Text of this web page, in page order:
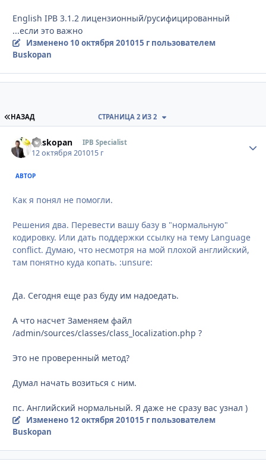
English IPB 3.1.2 лицензионный/русифицированный
...если это важно
Изменено 10 октября 201015 гпользователем
Buskopan
ПЕРВАЯ СТРАНИЦА
НАЗАД СТРАНИЦА 2 ИЗ 2
Buskopan IPB Specialist
12 октября 201015 г
АВТОР
Как я понял не помогли.
Решения два. Перевести вашу базу в "нормальную"
кодировку. Или дать поддержки ссылку на тему Language
conflict. Думаю, что несмотря на мой плохой английский,
там понятно куда копать. :unsure:
Да. Сегодня еще раз буду им надоедать.
А что насчет Заменяем файл
/admin/sources/classes/class_localization.php ?
Это не проверенный метод?
Думал начать возиться с ним.
пс. Английский нормальный. Я даже не сразу вас узнал )
Изменено 12 октября 201015 гпользователем
Buskopan